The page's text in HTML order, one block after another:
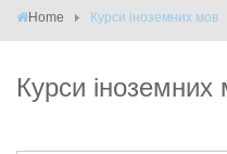
Home Курси іноземних мов
Курси іноземних